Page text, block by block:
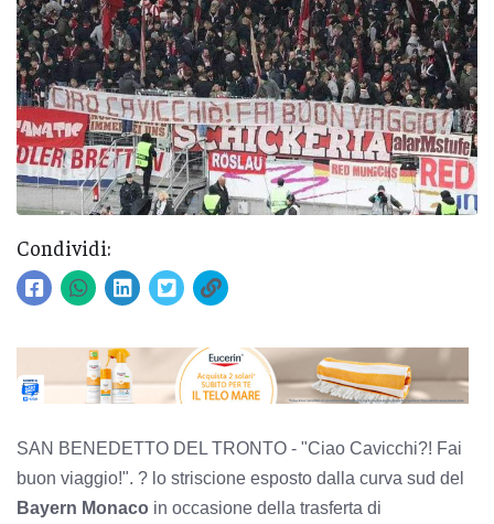
Condividi:
SAN BENEDETTO DEL TRONTO - "Ciao Cavicchi?! Fai
buon viaggio!". ? lo striscione esposto dalla curva sud del
Bayern Monaco in occasione della trasferta di